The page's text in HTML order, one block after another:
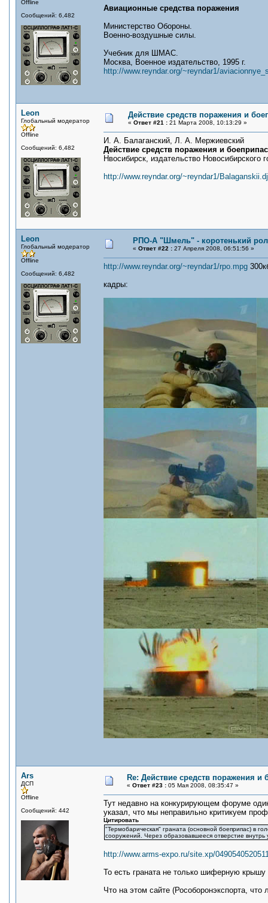
Offline
Сообщений: 6,482
Авиационные средства поражения
Министерство Обороны.
Военно-воздушные силы.
Учебник для ШМАС.
Москва, Военное издательство, 1995 г.
http://www.reyndar.org/~reyndar1/
Leon
Глобальный модератор
Offline
Сообщений: 6,482
Действие средств поражения и
« Ответ #21 : 21 Марта 2008, 10:13:29 »
И. А. Балаганский, Л. А. Мержиевский
Действие средств поражения и
Нвосибирск, издательство Новосибирского
http://www.reyndar.org/~reyndar1/
Leon
Глобальный модератор
Offline
Сообщений: 6,482
РПО-А "Шмель" - коротенький
« Ответ #22 : 27 Апреля 2008, 06:51:56 »
http://www.reyndar.org/~reyndar1/rpo.mpg
кадры:
Ars
ДСП
Offline
Сообщений: 442
Re: Действие средств поражения и
« Ответ #23 : 05 Мая 2008, 08:35:47 »
Тут недавно на конкурирующем форуме
указал, что мы неправильно критикуем
Цитировать
"Термобарическая" граната (основной боеприпас) в
сооружений. Через образовавшееся отверстие
http://www.arms-expo.ru/site.xp/
То есть граната не только шиферную
Что на этом сайте (Рособоронэкспорта,